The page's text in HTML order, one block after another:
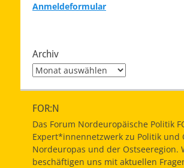
Anmeldeformular
Archiv
Archiv
FOR:N
Das Forum Nordeuropäische Politik
Expert*innennetzwerk zu Politik und
Nordeuropas und der Ostseeregion.
beschäftigen uns mit aktuellen